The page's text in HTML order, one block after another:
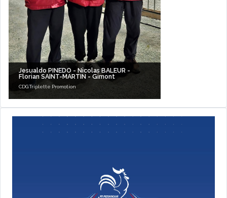
Jesualdo PINEDO - Nicolas BALEUR -
Florian SAINT-MARTIN - Gimont
CDG Triplette Promotion